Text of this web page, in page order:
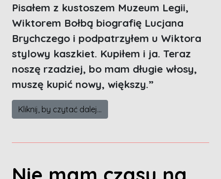
Pisałem z kustoszem Muzeum Legii,
Wiktorem Bołbą biografię Lucjana
Brychczego i podpatrzyłem u Wiktora
stylowy kaszkiet. Kupiłem i ja. Teraz
noszę rzadziej, bo mam długie włosy,
muszę kupić nowy, większy.”
Kliknij, by czytać dalej...